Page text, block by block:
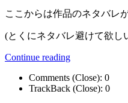
ここからは作品のネタバレ
(とくにネタバレ避けて欲し
Continue reading
Comments (Close): 0
TrackBack (Close): 0